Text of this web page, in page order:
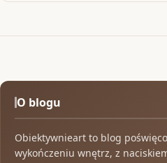
O blogu
Obiektywnieart to blog
wykończeniu wnętrz, z